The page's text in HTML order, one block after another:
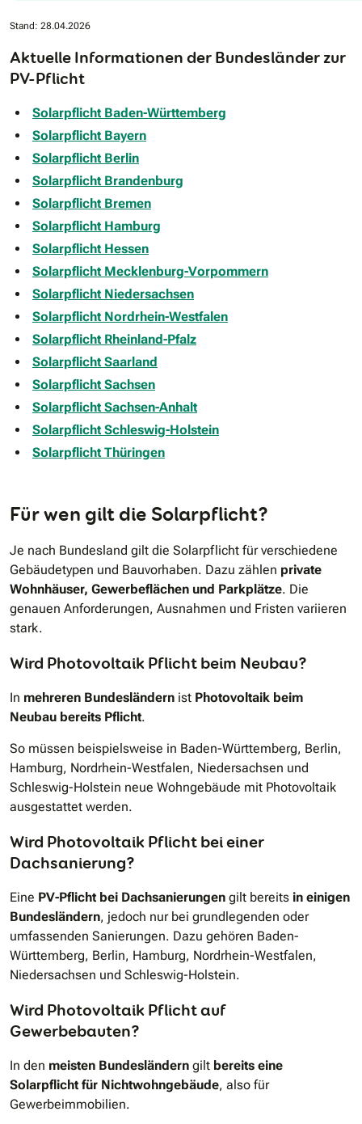
Stand: 28.04.2026
Aktuelle Informationen der Bundesländer zur
PV-Pflicht
Solarpflicht Baden-Württemberg
Solarpflicht Bayern
Solarpflicht Berlin
Solarpflicht Brandenburg
Solarpflicht Bremen
Solarpflicht Hamburg
Solarpflicht Hessen
Solarpflicht Mecklenburg-Vorpommern
Solarpflicht Niedersachsen
Solarpflicht Nordrhein-Westfalen
Solarpflicht Rheinland-Pfalz
Solarpflicht Saarland
Solarpflicht Sachsen
Solarpflicht Sachsen-Anhalt
Solarpflicht Schleswig-Holstein
Solarpflicht Thüringen
Für wen gilt die Solarpflicht?
Je nach Bundesland gilt die Solarpflicht für verschiedene
Gebäudetypen und Bauvorhaben. Dazu zählen private
Wohnhäuser, Gewerbeflächen und Parkplätze. Die
genauen Anforderungen, Ausnahmen und Fristen variieren
stark.
Wird Photovoltaik Pflicht beim Neubau?
In mehreren Bundesländern ist Photovoltaik beim
Neubau bereits Pflicht.
So müssen beispielsweise in Baden-Württemberg, Berlin,
Hamburg, Nordrhein-Westfalen, Niedersachsen und
Schleswig-Holstein neue Wohngebäude mit Photovoltaik
ausgestattet werden.
Wird Photovoltaik Pflicht bei einer
Dachsanierung?
Eine PV-Pflicht bei Dachsanierungen gilt bereits in einigen
Bundesländern, jedoch nur bei grundlegenden oder
umfassenden Sanierungen. Dazu gehören Baden-
Württemberg, Berlin, Hamburg, Nordrhein-Westfalen,
Niedersachsen und Schleswig-Holstein.
Wird Photovoltaik Pflicht auf
Gewerbebauten?
In den meisten Bundesländern gilt bereits eine
Solarpflicht für Nichtwohngebäude, also für
Gewerbeimmobilien.